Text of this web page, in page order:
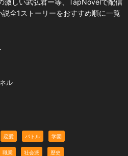
全1ストーリーをおすすめ順に一覧
ル
恋愛 バトル 学園
職業 社会派 歴史